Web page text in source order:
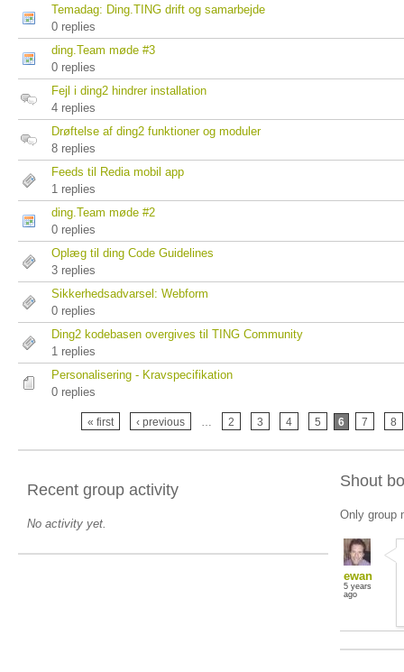
Temadag: Ding.TING drift og samarbejde
0 replies
ding.Team møde #3
0 replies
Fejl i ding2 hindrer installation
4 replies
Drøftelse af ding2 funktioner og moduler
8 replies
Feeds til Redia mobil app
1 replies
ding.Team møde #2
0 replies
Oplæg til ding Code Guidelines
3 replies
Sikkerhedsadvarsel: Webform
0 replies
Ding2 kodebasen overgives til TING Community
1 replies
Personalisering - Kravspecifikation
0 replies
« first ‹ previous 2 3 4 5 6 7 8
Recent group activity
No activity yet.
Shout
Only group
ewan
5 years
ago